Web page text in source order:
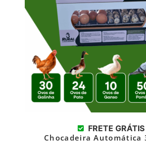
FRETE GRÁTIS
Chocadeira Automática